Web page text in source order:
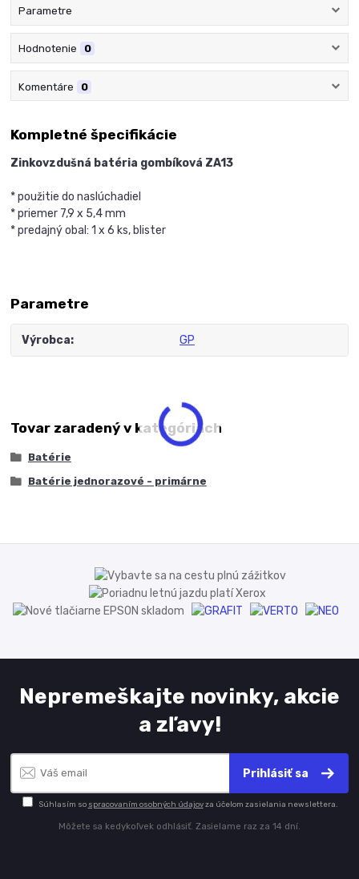
Parametre
Hodnotenie 0
Komentáre 0
Kompletné špecifikácie
Zinkovzdušná batéria gombíková ZA13
* použitie do naslúchadiel
* priemer 7,9 x 5,4 mm
* predajný obal: 1 x 6 ks, blister
Parametre
Výrobca GP
Tovar zaradený v kategóriách
Batérie
Batérie jednorazové - primárne
Nepremeškajte novinky, akcie
a zľavy!
Prihlásiť sa
Súhlasím so spracovaním osobných údajovza účelom zasielania newslettera.
Môžete sa kedykoľvek odhlásiť. Zasielame raz za 14 dní.